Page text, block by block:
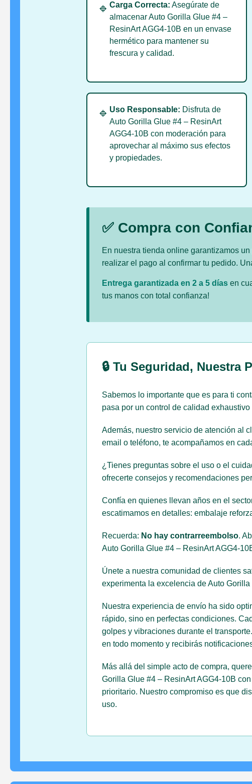
🔹 Carga Correcta: Asegúrate de
almacenar Auto Gorilla Glue #4 –
ResinArt AGG4-10B en un envase
hermético para mantener su
frescura y calidad.
🔹 Uso Responsable: Disfruta de
Auto Gorilla Glue #4 – ResinArt
AGG4-10B con moderación para
aprovechar al máximo sus efectos
y propiedades.
✅ Compra con
En nuestra tienda online garantizamos
realizar el pago al confirmar tu pedido.
Entrega garantizada en 2 a 5 días en
tus manos con total confianza!
🔒 Tu Seguridad, Nuestra
Sabemos lo importante que es para ti
pasa por un control de calidad
Además, nuestro servicio de atención al
email o teléfono, te acompañamos en
¿Tienes preguntas sobre el uso o el
ofrecerte consejos y recomendaciones
Confía en quienes llevan años en el
escatimamos en detalles: embalaje
Recuerda: No hay contrarreembolso.
Auto Gorilla Glue #4 – ResinArt AGG4-
Únete a nuestra comunidad de clientes
experimenta la excelencia de Auto
Nuestra experiencia de envío ha sido
rápido, sino en perfectas condiciones.
golpes y vibraciones durante el
en todo momento y recibirás
Más allá del simple acto de compra,
Gorilla Glue #4 – ResinArt AGG4-10B
prioritario. Nuestro compromiso es que
uso.